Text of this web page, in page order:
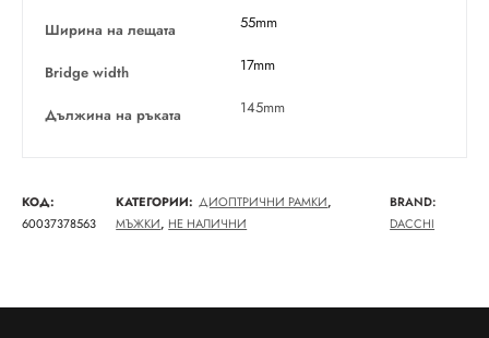
Ширина на лещата 55mm
Bridge width 17mm
Дължина на ръката 145mm
КОД:
60037378563
КАТЕГОРИИ: ДИОПТРИЧНИ РАМКИ,
МЪЖКИ, НЕ НАЛИЧНИ
BRAND:
DACCHI